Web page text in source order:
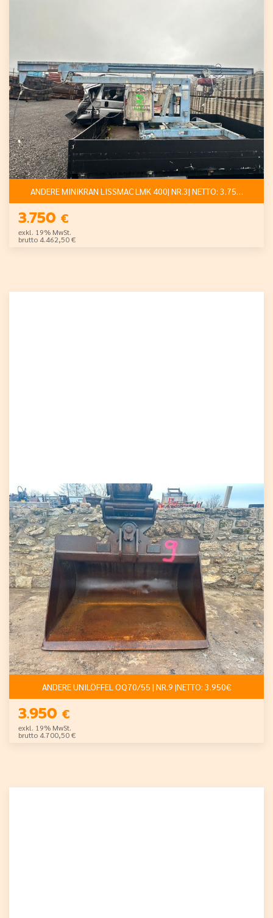
ANDERE MINIKRAN LISSMAC LMK 400| NR.3| NETTO: 3.750 €
3.750 €
exkl. 19% MwSt.
brutto 4.462,50 €
ANDERE UNILÖFFEL OQ70/55 | NR.9 |NETTO: 3.950€
3.950 €
exkl. 19% MwSt.
brutto 4.700,50 €